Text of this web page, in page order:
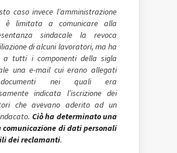
caso invece l’amministrazione
è limitata a comunicare alla
sindacale la revoca
di alcuni lavoratori, ma ha
a tutti i componenti della sigla
una e-mail cui erano allegati
nei quali era
indicata l’iscrizione dei
che avevano aderito ad un
Ciò ha determinato una
di dati personali
dei reclamanti.